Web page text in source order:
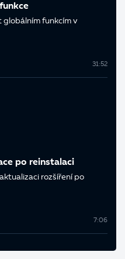
funkcím v
31:52
po reinstalaci
rozšíření po
7:06